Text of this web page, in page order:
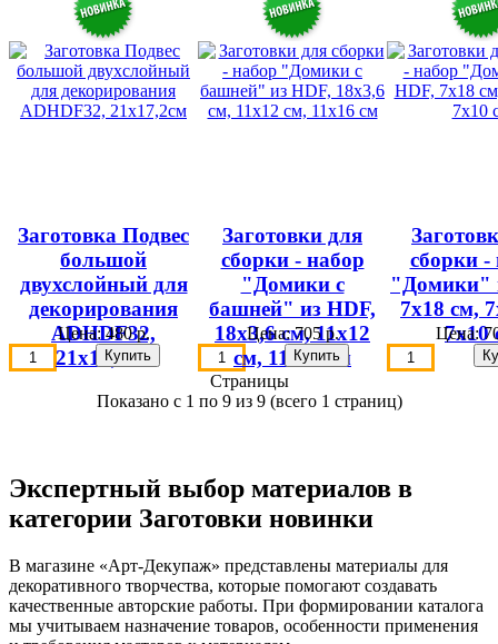
Заготовка Подвес
большой
двухслойный для
декорирования
ADHDF32,
21х17,2см
Цена:480 р.
Заготовки для
сборки - набор
"Домики с
башней" из HDF,
18х3,6 см, 11х12
см, 11х16 см
Цена:705 р.
сборки -
"Домики"
7х18 см,
7х10
Цена:
Страницы
Показано с 1 по 9 из 9 (всего 1 страниц)
Экспертный выбор материалов в
категории Заготовки новинки
В магазине «Арт-Декупаж» представлены материалы для
декоративного творчества, которые помогают создавать
качественные авторские работы. При формировании каталога
мы учитываем назначение товаров, особенности применения